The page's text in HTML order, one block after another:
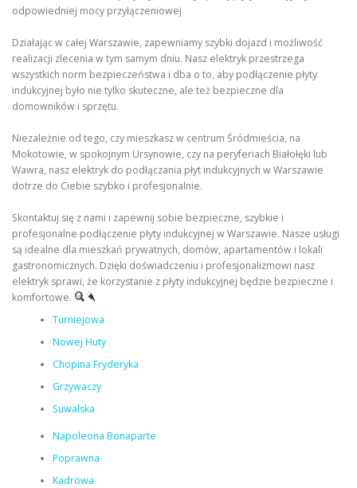
odpowiedniej mocy przyłączeniowej
Działając w całej Warszawie, zapewniamy szybki dojazd i możliwość
realizacji zlecenia w tym samym dniu. Nasz elektryk przestrzega
wszystkich norm bezpieczeństwa i dba o to, aby podłączenie płyty
indukcyjnej było nie tylko skuteczne, ale też bezpieczne dla
domowników i sprzętu.
Niezależnie od tego, czy mieszkasz w centrum Śródmieścia, na
Mokotowie, w spokojnym Ursynowie, czy na peryferiach Białołęki lub
Wawra, nasz elektryk do podłączania płyt indukcyjnych w Warszawie
dotrze do Ciebie szybko i profesjonalnie.
Skontaktuj się z nami i zapewnij sobie bezpieczne, szybkie i
profesjonalne podłączenie płyty indukcyjnej w Warszawie. Nasze usługi
są idealne dla mieszkań prywatnych, domów, apartamentów i lokali
gastronomicznych. Dzięki doświadczeniu i profesjonalizmowi nasz
elektryk sprawi, że korzystanie z płyty indukcyjnej będzie bezpieczne i
komfortowe.
Turniejowa
Nowej Huty
Chopina Fryderyka
Grzywaczy
Suwalska
Napoleona Bonaparte
Poprawna
Kadrowa